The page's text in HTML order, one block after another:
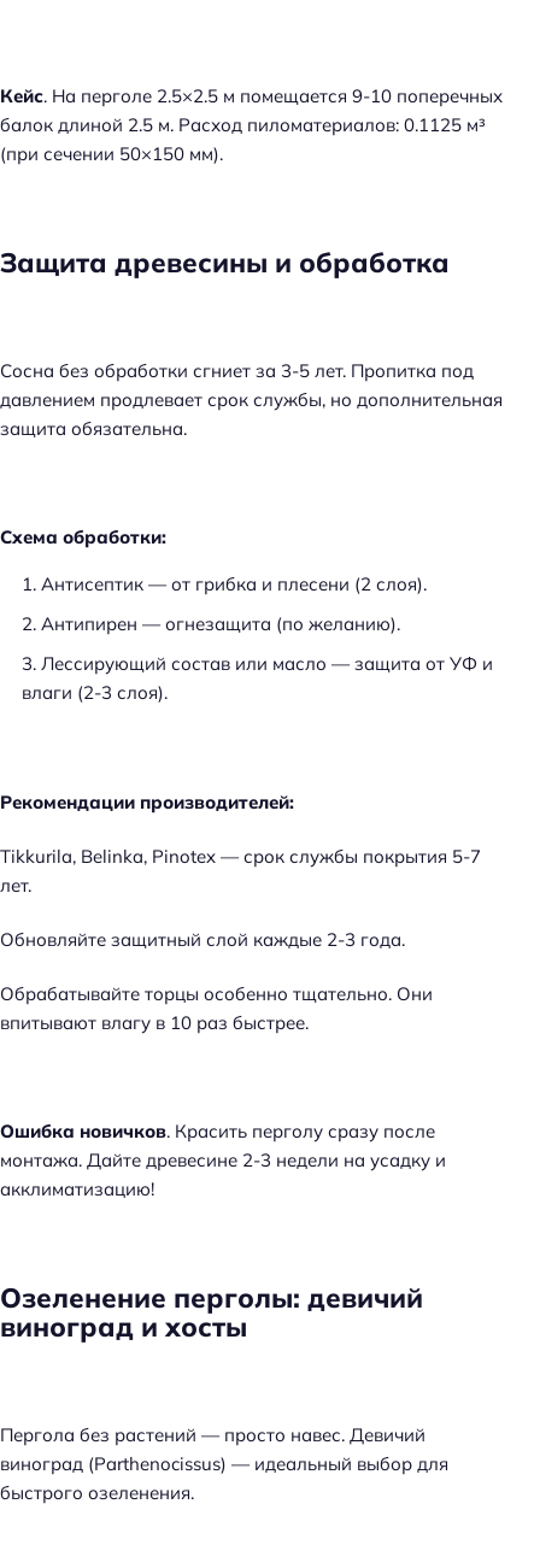
Кейс. На перголе 2.5×2.5 м помещается 9-10 поперечных
балок длиной 2.5 м. Расход пиломатериалов: 0.1125 м³
(при сечении 50×150 мм).
Защита древесины и обработка
Сосна без обработки сгниет за 3-5 лет. Пропитка под
давлением продлевает срок службы, но дополнительная
защита обязательна.
Схема обработки:
Антисептик — от грибка и плесени (2 слоя).
Антипирен — огнезащита (по желанию).
Лессирующий состав или масло — защита от УФ и
влаги (2-3 слоя).
Рекомендации производителей:
Tikkurila, Belinka, Pinotex — срок службы покрытия 5-7
лет.
Обновляйте защитный слой каждые 2-3 года.
Обрабатывайте торцы особенно тщательно. Они
впитывают влагу в 10 раз быстрее.
Ошибка новичков. Красить перголу сразу после
монтажа. Дайте древесине 2-3 недели на усадку и
акклиматизацию!
Озеленение перголы: девичий
виноград и хосты
Пергола без растений — просто навес. Девичий
виноград (Parthenocissus) — идеальный выбор для
быстрого озеленения.